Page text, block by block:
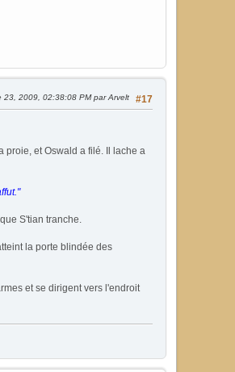
#17
23, 2009, 02:38:08 PM par Arvelt
proie, et Oswald a filé. Il lache a
S'tian tranche.
la porte blindée des
et se dirigent vers l'endroit